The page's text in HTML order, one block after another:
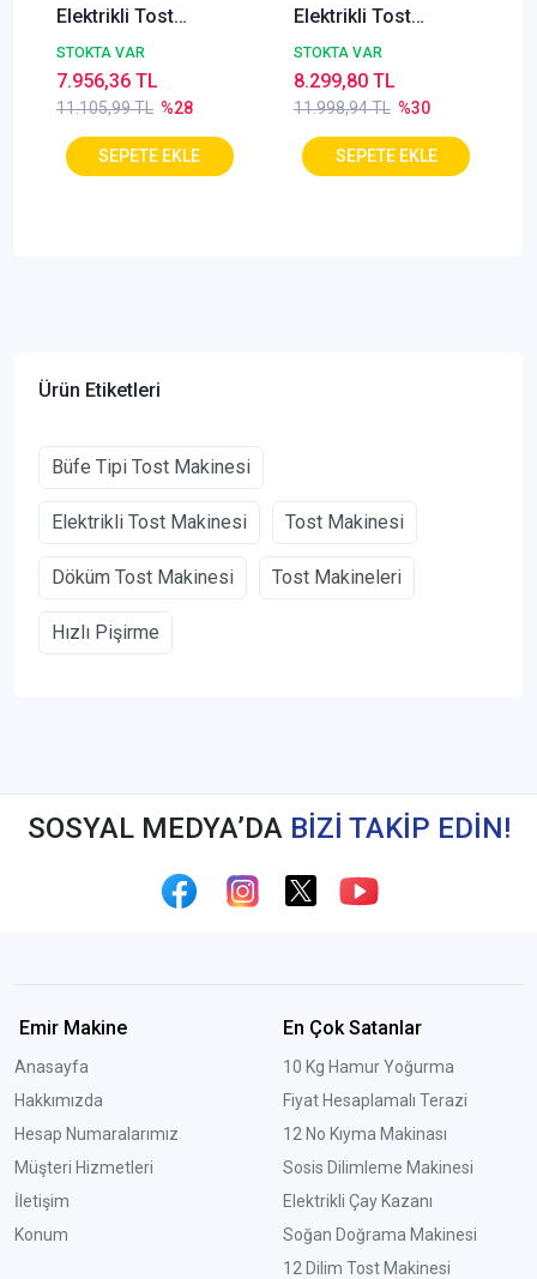
Elektrikli Tost
Makinesi
STOKTA VAR
11.105,99 TL %28
7.956,36 TL
Elektrikli Tost
Makinesi
STOKTA VAR
11.998,94 TL %30
8.299,80 TL
Ürün Etiketleri
Büfe Tipi Tost Makinesi
Elektrikli Tost Makinesi Tost Makinesi
Döküm Tost Makinesi Tost Makineleri
Hızlı Pişirme
SOSYAL MEDYA’DA BİZİ TAKİP EDİN!
Emir Makine
Anasayfa
Hakkımızda
Hesap Numaralarımız
Müşteri Hizmetleri
İletişim
Konum
En Çok Satanlar
10 Kg Hamur Yoğurma
Fiyat Hesaplamalı Terazi
12 No Kıyma Makinası
Sosis Dilimleme Makinesi
Elektrikli Çay Kazanı
Soğan Doğrama Makinesi
12 Dilim Tost Makinesi